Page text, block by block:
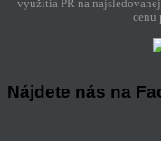
využitia PR na
cenu
Nájdete nás na